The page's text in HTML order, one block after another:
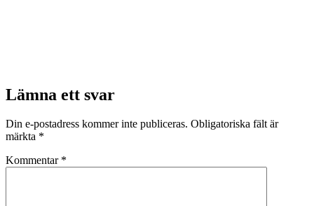
Lämna ett svar
Din e-postadress kommer inte publiceras. Obligatoriska fält är
märkta *
Kommentar *